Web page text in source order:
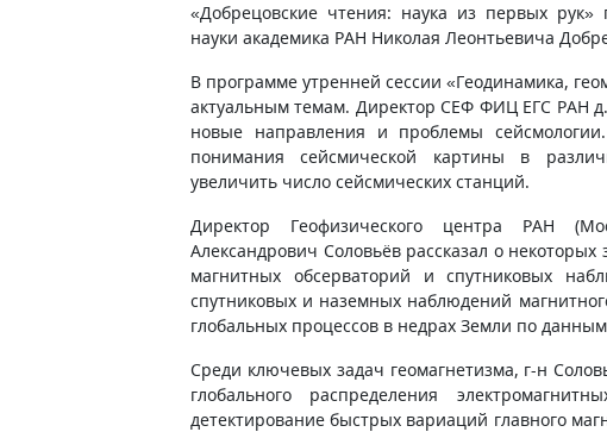
«Добрецовские чтения: наука из первых
науки академика РАН Николая Леонтьевича
В программе утренней сессии «Геодинамика,
актуальным темам. Директор СЕФ ФИЦ ЕГС РАН
новые направления и проблемы
понимания сейсмической картины в
увеличить число сейсмических станций.
Директор Геофизического центра РАН
Александрович Соловьёв рассказал о
магнитных обсерваторий и спутниковых
спутниковых и наземных наблюдений
глобальных процессов в недрах Земли по
Среди ключевых задач геомагнетизма, г-н
глобального распределения
детектирование быстрых вариаций главного